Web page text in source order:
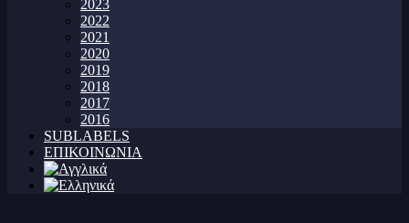
2023
2022
2021
2020
2019
2018
2017
2016
SUBLABELS
ΕΠΙΚΟΙΝΩΝΙΑ